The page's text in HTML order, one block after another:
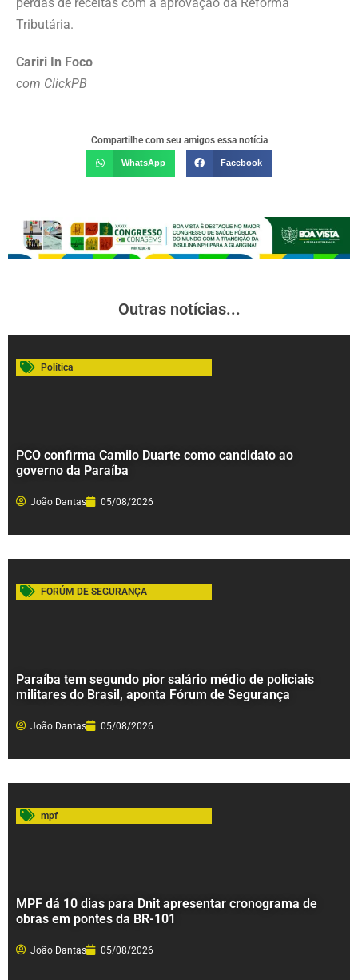
Tributária.
Cariri In Foco
com ClickPB
Compartilhe com seu amigos essa notícia
WhatsApp Facebook
Outras notícias...
Política
PCO confirma Camilo Duarte como candidato ao
governo da Paraíba
João Dantas 05/08/2026
FORÚM DE SEGURANÇA
Paraíba tem segundo pior salário médio de policiais
militares do Brasil, aponta Fórum de Segurança
João Dantas 05/08/2026
mpf
MPF dá 10 dias para Dnit apresentar cronograma de
obras em pontes da BR-101
João Dantas 05/08/2026